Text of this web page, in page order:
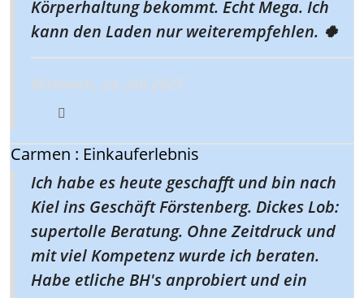
Körperhaltung bekommt. Echt Mega. Ich
kann den Laden nur weiterempfehlen. 🍀
Mittwoch, 23. Juli 2025
Carmen : Einkauferlebnis
Ich habe es heute geschafft und bin nach
Kiel ins Geschäft Förstenberg. Dickes Lob:
supertolle Beratung. Ohne Zeitdruck und
mit viel Kompetenz wurde ich beraten.
Habe etliche BH's anprobiert und ein